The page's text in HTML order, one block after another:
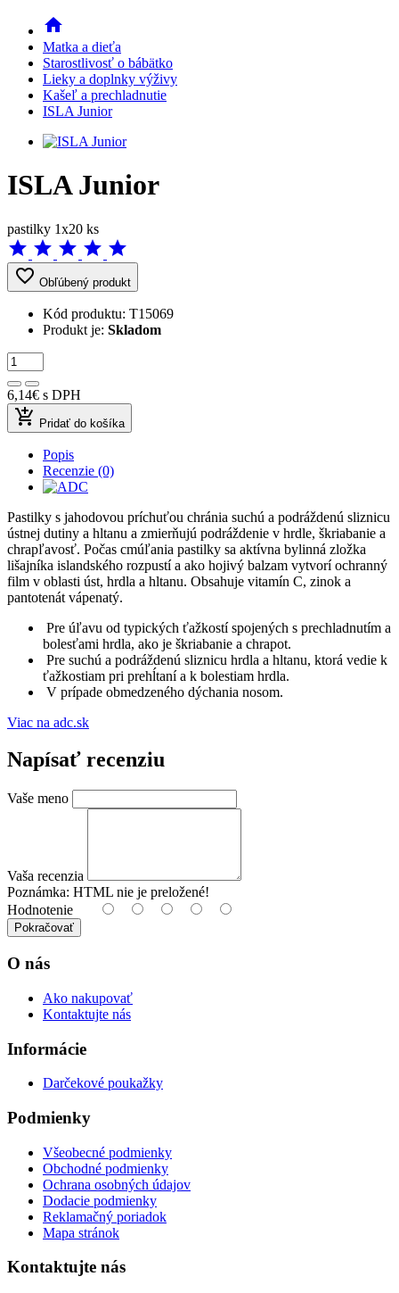
home
Matka a dieťa
Starostlivosť o bábätko
Lieky a doplnky výživy
Kašeľ a prechladnutie
ISLA Junior
ISLA Junior
pastilky 1x20 ks
star star star star star
favorite_border Obľúbený produkt
Kód produktu: T15069
Produkt je: Skladom
6,14€ s DPH
add_shopping_cart Pridať do košíka
Popis
Recenzie (0)
Pastilky s jahodovou príchuťou chránia suchú a podráždenú sliznicu
ústnej dutiny a hltanu a zmierňujú podráždenie v hrdle, škriabanie a
chrapľavosť. Počas cmúľania pastilky sa aktívna bylinná zložka
lišajníka islandského rozpustí a ako hojivý balzam vytvorí ochranný
film v oblasti úst, hrdla a hltanu. Obsahuje vitamín C, zinok a
pantotenát vápenatý.
Pre úľavu od typických ťažkostí spojených s prechladnutím a
bolesťami hrdla, ako je škriabanie a chrapot.
Pre suchú a podráždenú sliznicu hrdla a hltanu, ktorá vedie k
ťažkostiam pri prehĺtaní a k bolestiam hrdla.
V prípade obmedzeného dýchania nosom.
Viac na adc.sk
Napísať recenziu
Vaše meno
Vaša recenzia
Poznámka: HTML nie je preložené!
Hodnotenie
Pokračovať
O nás
Ako nakupovať
Kontaktujte nás
Informácie
Darčekové poukažky
Podmienky
Všeobecné podmienky
Obchodné podmienky
Ochrana osobných údajov
Dodacie podmienky
Reklamačný poriadok
Mapa stránok
Kontaktujte nás